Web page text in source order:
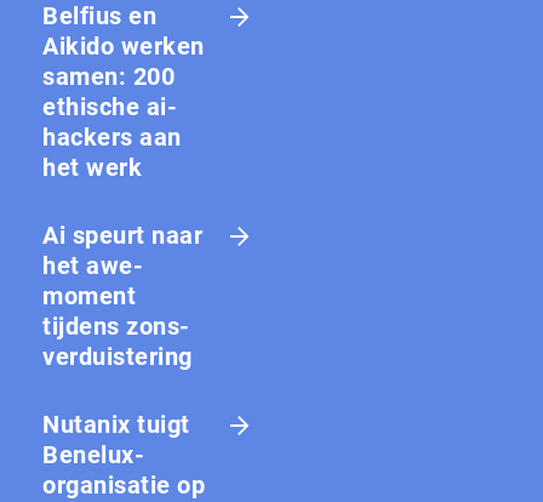
Belfius en
Aikido werken
samen: 200
ethische ai-
hackers aan
het werk
Ai speurt naar
het awe-
moment
tijdens zons­
ver­duis­te­ring
Nutanix tuigt
Benelux-
organisatie op